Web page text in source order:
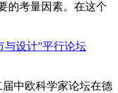
的考量因素。在这个
与设计”平行论坛
届中欧科学家论坛在德